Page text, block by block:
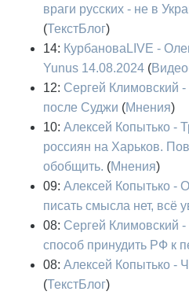
враги русских - не в
(ТекстБлог)
14: КурбановаLIVE -
Yunus 14.08.2024 (
12: Сергей Климовский -
после Суджи (Мнения)
10: Алексей Копытько -
россиян на Харьков.
обобщить. (Мнения)
09: Алексей Копытько -
писать смысла нет, всё
08: Сергей Климовский
способ принудить РФ к
08: Алексей Копытько -
(ТекстБлог)